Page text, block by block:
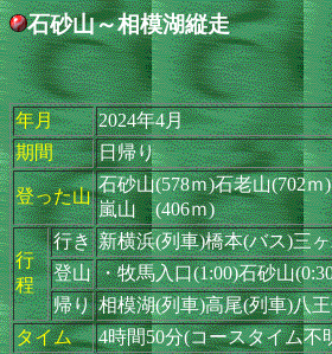
石砂山～相模湖縦走
年月
2024年4月
期間
日帰り
登った山
石砂山(578ｍ)石老山(702ｍ)
嵐山 (406ｍ)
行
程
行き 新横浜(列車)橋本(バス)三
登山 ・牧馬入口(1:00)石砂山
帰り 相模湖(列車)高尾(列車)八
タイム
4時間50分(コースタイム不